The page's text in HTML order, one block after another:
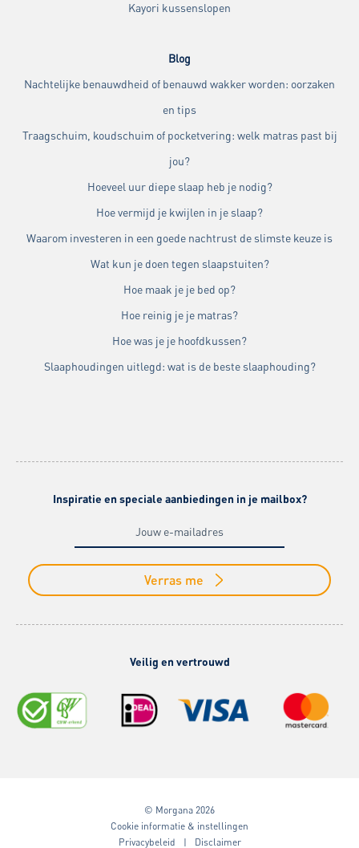
Kayori kussenslopen
Blog
Nachtelijke benauwdheid of benauwd wakker worden: oorzaken
en tips
Traagschuim, koudschuim of pocketvering: welk matras past bij
jou?
Hoeveel uur diepe slaap heb je nodig?
Hoe vermijd je kwijlen in je slaap?
Waarom investeren in een goede nachtrust de slimste keuze is
Wat kun je doen tegen slaapstuiten?
Hoe maak je je bed op?
Hoe reinig je je matras?
Hoe was je je hoofdkussen?
Slaaphoudingen uitlegd: wat is de beste slaaphouding?
Inspiratie en speciale aanbiedingen in je mailbox?
Verras me
Veilig en vertrouwd
© Morgana 2026
Cookie informatie & instellingen
Privacybeleid
Disclaimer